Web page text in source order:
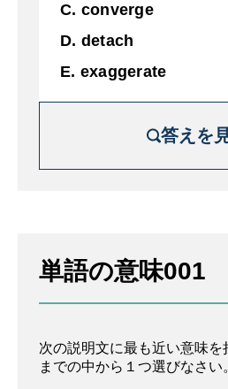
C. converge
D. detach
E. exaggerate
答えを
A. 精査する
B. 略語
C. 収束する
単語の意味001
次の説明文に最も近い意味
までの中から１つ選びなさい